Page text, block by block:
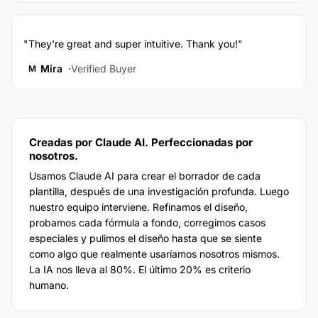
"They're great and super intuitive. Thank you!"
M Mira Verified Buyer
Creadas por Claude AI. Perfeccionadas por
nosotros.
Usamos Claude AI para crear el borrador de cada
plantilla, después de una investigación profunda. Luego
nuestro equipo interviene. Refinamos el diseño,
probamos cada fórmula a fondo, corregimos casos
especiales y pulimos el diseño hasta que se siente
como algo que realmente usaríamos nosotros mismos.
La IA nos lleva al 80%. El último 20% es criterio
humano.